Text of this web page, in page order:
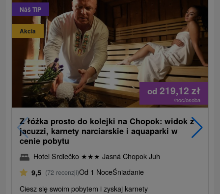
Náš TIP
Akcia
od 219,12zł
/noc/osoba
Z łóżka prosto do kolejki na Chopok: widok z
jacuzzi, karnety narciarskie i aquaparki w
cenie pobytu
Hotel Srdiečko ★★★ Jasná Chopok Juh
9,5 (72 recenzji)Od 1 NoceŚniadanie
Ciesz się swoim pobytem i zyskaj karnety